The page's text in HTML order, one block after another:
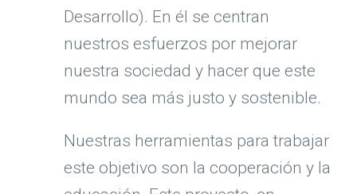
Desarrollo). En él se centran
nuestros esfuerzos por mejorar
nuestra sociedad y hacer que este
mundo sea más justo y sostenible.
Nuestras herramientas para trabajar
este objetivo son la cooperación y la